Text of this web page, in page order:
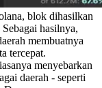
blok dihasilkan
hasilnya,
membuatnya
tercepat.
menyebarkan
daerah - seperti